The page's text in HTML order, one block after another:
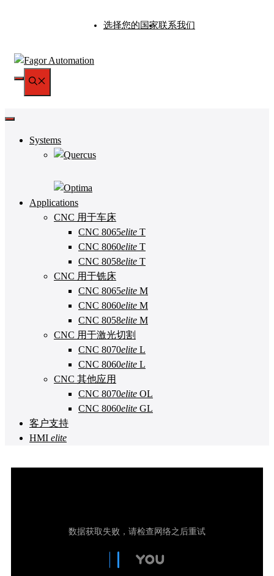
选择您的国家联系我们
Systems
Applications
CNC 用于车床
CNC 8065elite T
CNC 8060elite T
CNC 8058elite T
CNC 用于铣床
CNC 8065elite M
CNC 8060elite M
CNC 8058elite M
CNC 用于激光切割
CNC 8070elite L
CNC 8060elite L
CNC 其他应用
CNC 8070elite OL
CNC 8060elite GL
客户支持
HMI elite